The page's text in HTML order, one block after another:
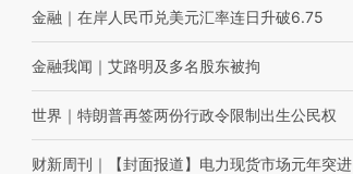
金融 ｜ 在岸人民币兑美元汇率连日升破6.75
金融我闻 ｜ 艾路明及多名股东被拘
世界 ｜ 特朗普再签两份行政令限制出生公民权
财新周刊 ｜ 【封面报道】电力现货市场元年突进